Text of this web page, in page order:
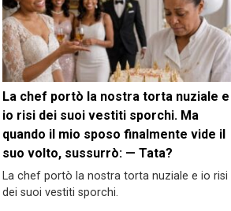
La chef portò la nostra torta nuziale e
io risi dei suoi vestiti sporchi. Ma
quando il mio sposo finalmente vide il
suo volto, sussurrò: — Tata?
La chef portò la nostra torta nuziale e io risi
dei suoi vestiti sporchi.